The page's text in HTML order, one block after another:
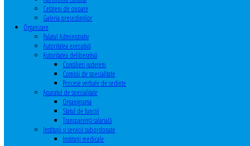
Cetăţeni de onoare
Galeria președinților
Organizare
Palatul Administrativ
Autoritatea executivă
Autoritatea deliberativă
Consilieri judeţeni
Comisii de specialitate
Procese verbale de sedinte
Aparatul de specialitate
Organigrama
Statul de funcții
Transparență salarială
Instituţii şi servicii subordonate
Instituţii medicale